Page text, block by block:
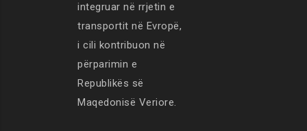
integruar në rrjetin e
transportit në Evropë,
i cili kontribuon në
përparimin e
Republikës së
Maqedonisë Veriore.